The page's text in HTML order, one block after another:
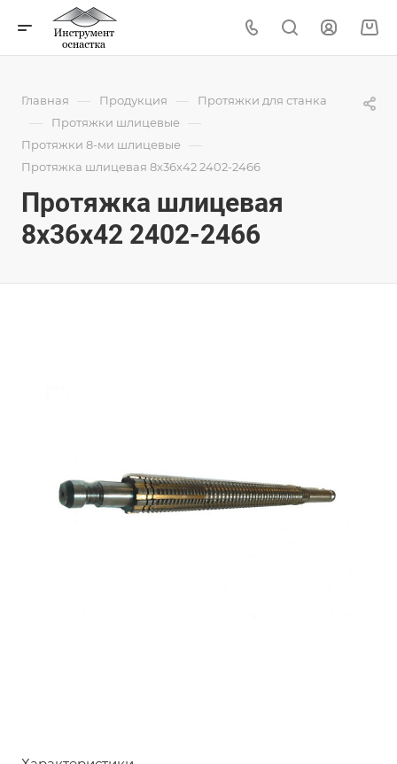
Главная — Продукция — Протяжки для станка
— Протяжки шлицевые —
Протяжки 8-ми шлицевые —
Протяжка шлицевая 8x36x42 2402-2466
Протяжка шлицевая
8x36x42 2402-2466